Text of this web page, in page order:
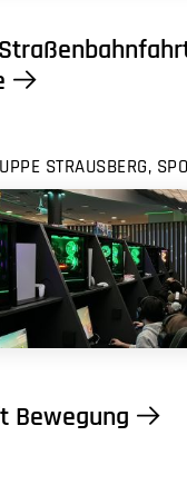
STRAUSBERG,
Bewegung